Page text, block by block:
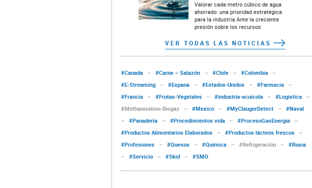
Valorar cada metro cúbico de agua
ahorrado: una prioridad estratégica
para la industria Ante la creciente
presión sobre los recursos
VER TODAS LAS NOTICIAS
#Canada – #Carne – Salazón – #Chile – #Colombia
–
#E-Streaming
– #Espana – #Estados-Unidos – #Farmacia
–
#Francia
– #Frutas-Vegetales – #industria-acuicola – #Logistica
–
#Methanisation-Biogaz
– #Mexico – #MyClaugerDetect –
#Naval
–
#Panaderia – #Procedimientos vida – #ProcesoGasEnergia
–
#Productos Alimentarios Elaborados
– #Productos lácteos frescos
–
#Profesiones
– #Quesos – #Quimica – #Refrigeración –
#Rusia
–
#Servicio – #Skid – #SMO